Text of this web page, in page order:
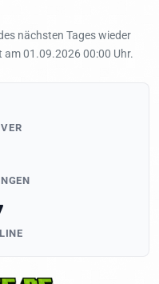
nächsten Tages wieder
am 01.09.2026 00:00 Uhr.